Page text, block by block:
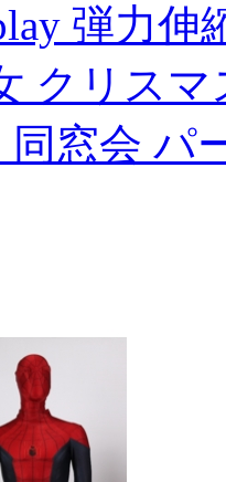
弾力
クリス
同窓会